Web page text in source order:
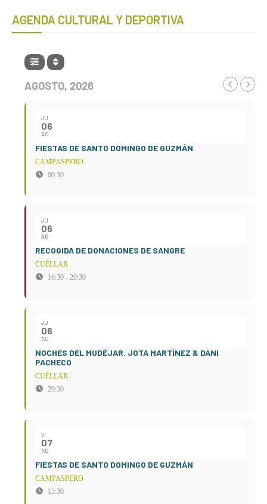
AGENDA CULTURAL Y DEPORTIVA
AGOSTO, 2026
JU
06
AG
FIESTAS DE SANTO DOMINGO DE GUZMÁN
CAMPASPERO
00:30
JU
06
AG
RECOGIDA DE DONACIONES DE SANGRE
CUÉLLAR
16:30 - 20:30
JU
06
AG
NOCHES DEL MUDÉJAR. JOTA MARTÍNEZ & DANI
PACHECO
CUÉLLAR
20:30
VI
07
AG
FIESTAS DE SANTO DOMINGO DE GUZMÁN
CAMPASPERO
13:30